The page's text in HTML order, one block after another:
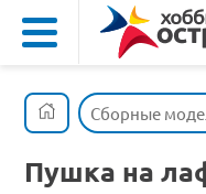
Сборные
Пушка на